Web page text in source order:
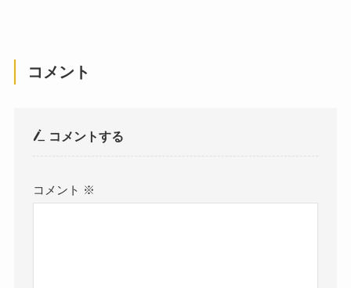
コメント
コメントする
コメント ※